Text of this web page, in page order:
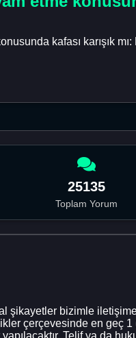
kafası karışık
25135
Toplam Yorum
şikayetler bizimle
çerçevesinde en geç 1
Telif ya da